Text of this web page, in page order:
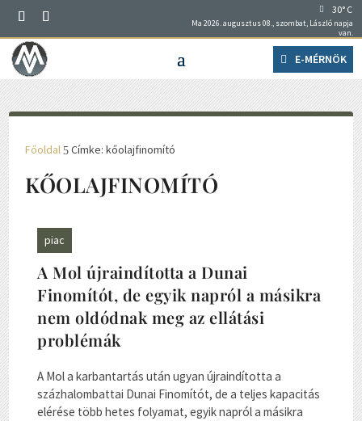
30° C
Ma 2026. augusztus 08., szombat, László napja
van.
E-MÉRNÖK
Főoldal 5 Címke: kőolajfinomító
KŐOLAJFINOMÍTÓ
piac
A Mol újraindította a Dunai
Finomítót, de egyik napról a másikra
nem oldódnak meg az ellátási
problémák
A Mol a karbantartás után ugyan újraindította a
százhalombattai Dunai Finomítót, de a teljes kapacitás
elérése több hetes folyamat, egyik napról a másikra